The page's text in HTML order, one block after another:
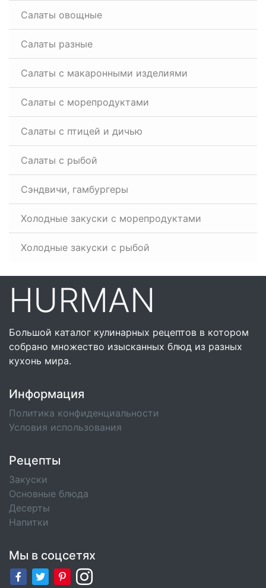
Салаты овощные
Салаты разные
Салаты с макаронными изделиями
Салаты с морепродуктами
Салаты с птицей и дичью
Салаты с рыбой
Сэндвичи, гамбургеры
Холодные закуски с морепродуктами
Холодные закуски с рыбой
HURMAN
Большой каталог кулинарных рецептов в котором
собрано множество изысканных блюд из разных
кухонь мира.
Информация
Политика конфиденциальности
Условия использования
Рецепты
Закуски
Основные блюда
Десерты
Напитки
Мы в соцсетях